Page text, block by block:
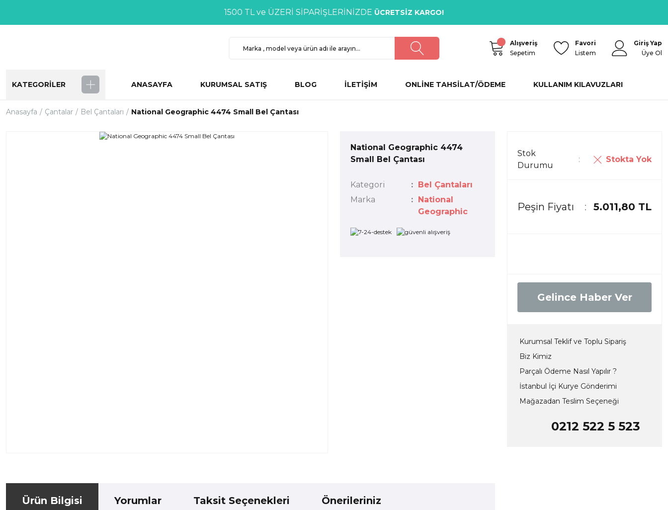
1500 TL ve ÜZERİ SİPARİŞLERİNİZDE ÜCRETSİZ KARGO!
Alışveriş
Sepetim
Favori
Listem
Giriş Yap
Üye Ol
KATEGORİLER ANASAYFA KURUMSAL SATIŞ BLOG İLETİŞİM ONLİNE TAHSİLAT/ÖDEME KULLANIM KILAVUZLARI
Anasayfa Çantalar Bel Çantaları National Geographic 4474 Small Bel Çantası
National Geographic 4474
Small Bel Çantası
Kategori
Bel Çantaları
Marka
National
Geographic
Stok
Durumu
Stokta Yok
Peşin Fiyatı 5.011,80 TL
Gelince Haber Ver
Kurumsal Teklif ve Toplu Sipariş
Biz Kimiz
Parçalı Ödeme Nasıl Yapılır ?
İstanbul İçi Kurye Gönderimi
Mağazadan Teslim Seçeneği
0212 522 5 523
Ürün Bilgisi Yorumlar Taksit Seçenekleri Önerileriniz